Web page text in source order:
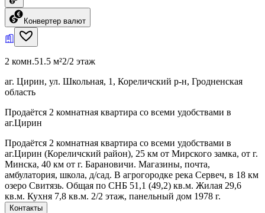
Конвертер валют
2 комн.51.5 м²2/2 этаж
аг. Цирин, ул. Школьная, 1, Кореличский р-н, Гродненская
область
Продаётся 2 комнатная квартира со всеми удобствами в
аг.Цирин
Продаётся 2 комнатная квартира со всеми удобствами в
аг.Цирин (Кореличский район), 25 км от Мирского замка, от г.
Минска, 40 км от г. Барановичи. Магазины, почта,
амбулатория, школа, д/сад. В агрогородке река Сервеч, в 18 км
озеро Свитязь. Общая по СНБ 51,1 (49,2) кв.м. Жилая 29,6
кв.м. Кухня 7,8 кв.м. 2/2 этаж, панельный дом 1978 г.
Контакты